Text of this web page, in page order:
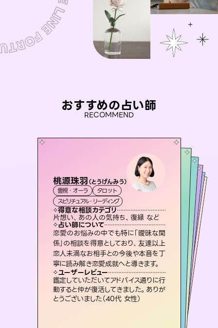
おすすめの占い師
RECOMMEND
桃源珠羽（とうげんみう）
霊視・オーラ
タロット
スピリチュアル・リーディング
得意な相談カテゴリ
片想い、あの人の気持ち、復縁 など
占い師について
恋愛のお悩みの中でも特に「曖昧な関
係」の相談を得意としており、友達以上
恋人未満なお相手との今後や本音を丁
寧に読み解き恋愛成就へと導きます。
ユーザーレビュー
鑑定していただいてアドバイス通りに行
動すると仲が復活してきました。ありが
とうございました（40代 女性）
セラピスト理恵
霊視・オーラ タロット
スピリチュアル・リーディング
得意な相談カテゴリ
片想い、二人の未来、年の差 など
占い師について
連絡再開、復縁、成就などの報告実績
多数。セラピストとして2万超の施術経
験があるからこそできる鑑定で、より良
い未来をサポートします。
ユーザーレビュー
とても心温まる鑑定でした。しかもこち
らは何も言っていないのに視えていらっ
しゃるんだなと驚きです（30代女性）
彗望（すいぼう
霊視・オーラ
スピリチュアル・リーディング
得意な相談カテゴリ
片想い、あの人の気持ち、復縁 など
占い師について
3,700年以上の歴史を持つ東洋最古の
占術「易占」で詳細まで占い、幸せへ向
かう道筋を示します。厳しい結果にも具
体的な対策をお伝えします。
ユーザーレビュー
複雑な背景もしっかり聞いて鑑定して
いただけました。気持ちが楽になりまし
た（50代 女性）
アイリス -iris-
西洋占星術
ルーン
得意な相談カテゴリ
恋愛総合、片想い、二人の未来 など
占い師について
復縁、恋愛、不倫の行方、同性愛や片思い、仕事関係や借金問題まで知りたいことや心の負担になっていることを紐解き、背中をそっと押して導きます。
ユーザーレビュー
安心感のあり、言い切ってくれる所や濁
さない鑑定のおかげで、毎回自分の気
持ちを整えられます（30代 男性）
未来視師＊花
霊視・オーラ
スピリチュアル・リーディング
得意な相談カテゴリ
出逢い、片想い、復縁 など
占い師について
未来には何パターンもの選択肢があり
ます。不安で視えにくくなっているあな
たの素敵な未来を見つけ、その未来を
選択できるようアドバイスします。
ユーザーレビュー
職場の人の性質や人間関係、本心など
本当によく視えていてびっくり。対策が
打てて前向きになれます（40代）
おう 霊感オラクル
霊視・オーラ
オラクルカード
得意な相談カテゴリ
恋愛総合、あの人の気持ち など
占い師について
霊視×オラクルカードを使って「今」と
「未来」そして「気になるあの人の気持
ち」まで丁寧に読み解き、恋や人生のヒ
ントを優しく引き出します。
ユーザーレビュー
不安な気持ちが嘘みたいに晴れまし
た…！よく視えていらっしゃるんだなと
感じました（40代 女性）